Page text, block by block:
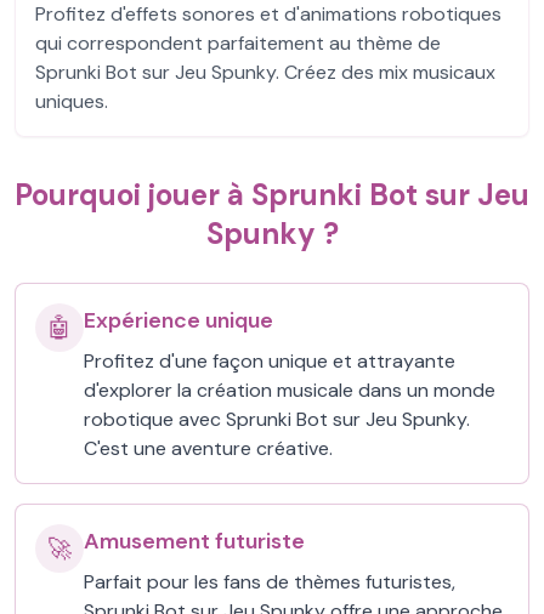
Profitez d'effets sonores et d'animations robotiques
qui correspondent parfaitement au thème de
Sprunki Bot sur Jeu Spunky. Créez des mix musicaux
uniques.
Pourquoi jouer à Sprunki Bot sur Jeu
Spunky ?
🤖 Expérience unique
Profitez d'une façon unique et attrayante
d'explorer la création musicale dans un monde
robotique avec Sprunki Bot sur Jeu Spunky.
C'est une aventure créative.
🚀 Amusement futuriste
Parfait pour les fans de thèmes futuristes,